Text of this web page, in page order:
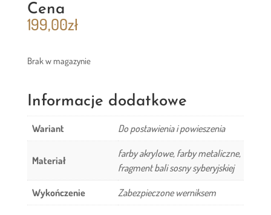
Cena
199,00zł
Brak w magazynie
Informacje dodatkowe
Wariant Do postawienia i powieszenia
Materiał
farby akrylowe, farby metaliczne,
fragment bali sosny syberyjskiej
Wykończenie Zabezpieczone werniksem